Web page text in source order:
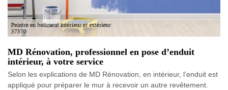
MD Rénovation, professionnel en pose d’enduit
intérieur, à votre service
Selon les explications de MD Rénovation, en intérieur, l’enduit est
appliqué pour préparer le mur à recevoir un autre revêtement.